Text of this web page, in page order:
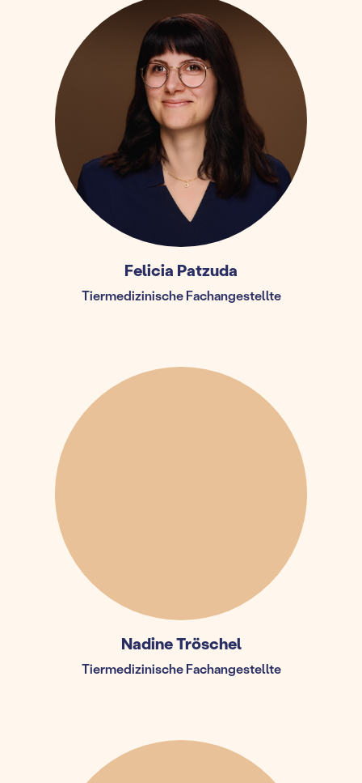
Felicia Patzuda
Tiermedizinische Fachangestellte
Nadine Tröschel
Tiermedizinische Fachangestellte